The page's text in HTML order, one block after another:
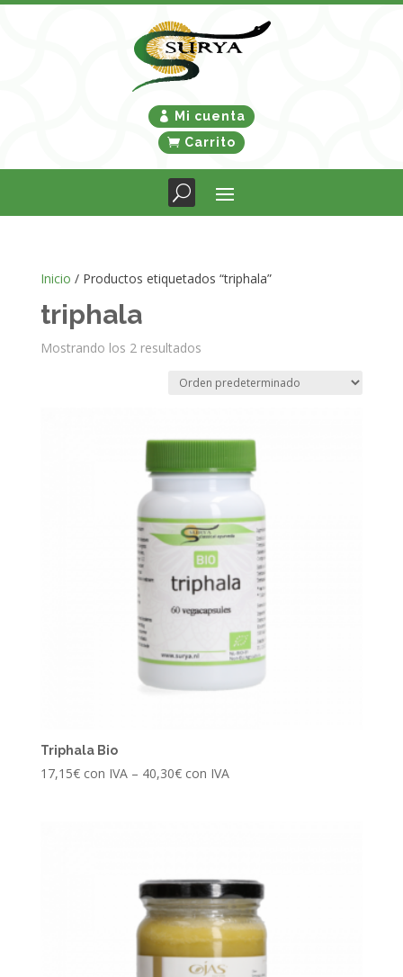
Mi cuenta
Carrito
Inicio / Productos etiquetados “triphala”
triphala
Mostrando los 2 resultados
Triphala Bio
17,15€ con IVA– 40,30€ con IVA